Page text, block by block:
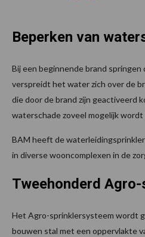
Beperken van
Bij een beginnende brand springen
verspreidt het water zich over de
die door de brand zijn geactiveerd
waterschade zoveel mogelijk
BAM heeft de
in diverse wooncomplexen in de
Tweehonderd
Het Agro-sprinklersysteem wordt
bouwen stal met een oppervlakte